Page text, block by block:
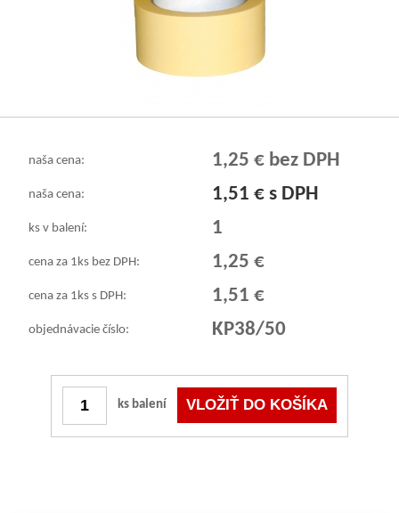
naša cena: 1,25 € bez DPH
naša cena: 1,51 € s DPH
ks v balení: 1
cena za 1ks bez DPH: 1,25 €
cena za 1ks s DPH: 1,51 €
objednávacie číslo: KP38/50
ks balení